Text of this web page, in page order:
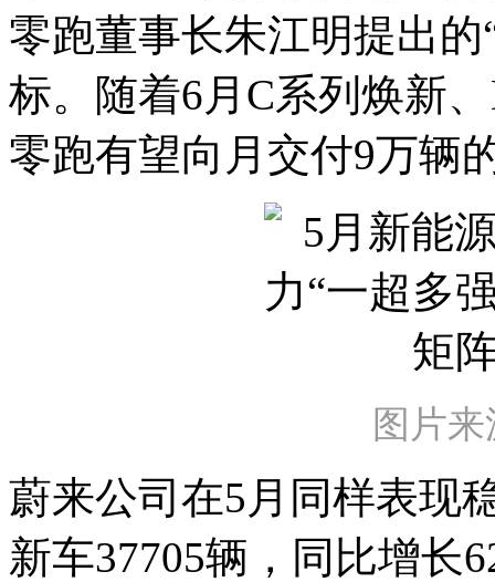
零跑董事长朱江明提出
标。随着6月C系列焕新
零跑有望向月交付9万辆
图片
蔚来公司在5月同样表现
新车37705辆，同比增长